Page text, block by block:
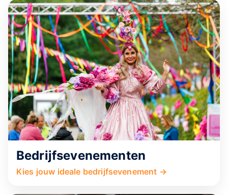
Bedrijfsevenementen
Kies jouw ideale bedrijfsevenement →